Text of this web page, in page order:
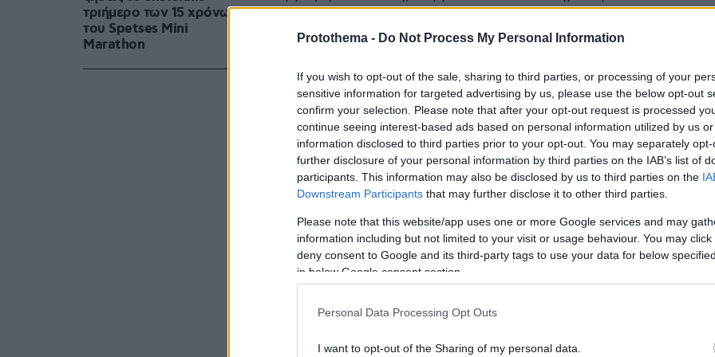
Protothema - Do Not Process My Personal Information
If you wish to opt-out of the sale, sharing to third parties, or processing of your
sensitive information for targeted advertising by us, please use the below opt-out
confirm your selection. Please note that after your opt-out request is processed
continue seeing interest-based ads based on personal information utilized by us
information disclosed to third parties prior to your opt-out. You may separately
further disclosure of your personal information by third parties on the IAB’s list of
participants. This information may also be disclosed by us to third parties on the
Downstream Participants that may further disclose it to other third parties.
Please note that this website/app uses one or more Google services and may
information including but not limited to your visit or usage behaviour. You may
deny consent to Google and its third-party tags to use your data for below
in below Google consent section.
Personal Data Processing Opt Outs
I want to opt-out of the Sharing of my personal data.
ανακοινώνοντας ότι οι επισκέπτες από το Ηνωμένο
αποτυπώματα και δεδομένα βιομετρίας προσώπου κατά
τη διάρκεια του φετινού καλοκαιριού.
τριήμερο των 15 χρόνων
του Spetses Mini
Marathon